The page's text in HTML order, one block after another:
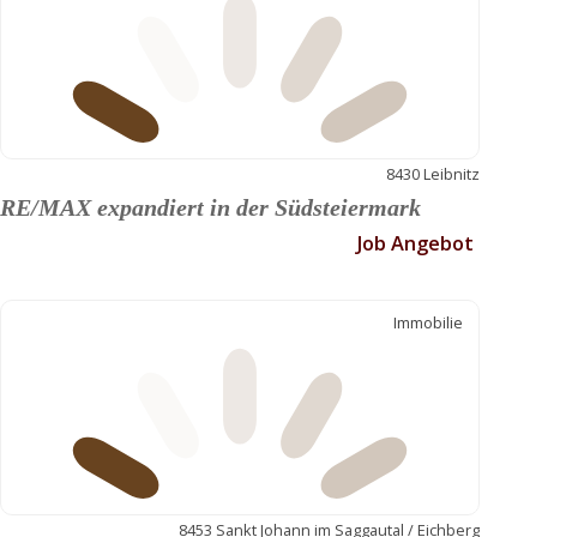
8430 Leibnitz
RE/MAX expandiert in der Südsteiermark
Job Angebot
Immobilie
8453 Sankt Johann im Saggautal / Eichberg